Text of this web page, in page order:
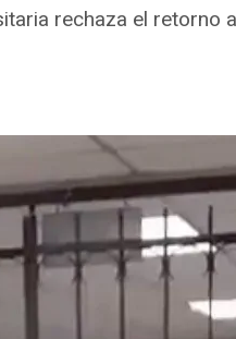
rechaza el retorno